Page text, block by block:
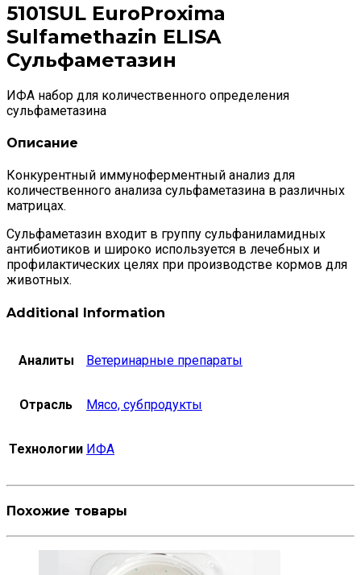
5101SUL EuroProxima
Sulfamethazin ELISA
Сульфаметазин
ИФА набор для количественного определения
сульфаметазина
Описание
Конкурентный иммуноферментный анализ для
количественного анализа сульфаметазина в различных
матрицах.
Сульфаметазин входит в группу сульфаниламидных
антибиотиков и широко используется в лечебных и
профилактических целях при производстве кормов для
животных.
Additional Information
Аналиты Ветеринарные препараты
Отрасль Мясо, субпродукты
Технологии ИФА
Похожие товары